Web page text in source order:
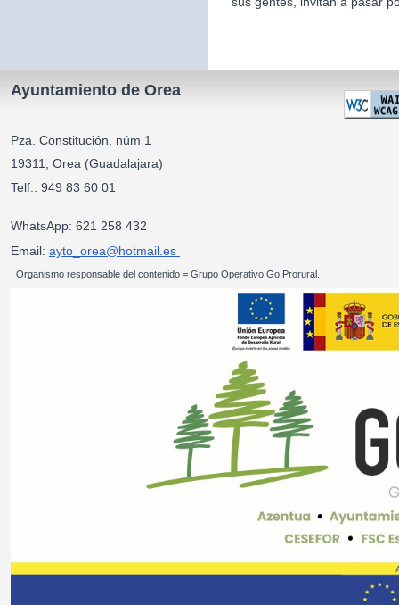
Ayuntamiento de Orea
Pza. Constitución, núm 1
19311, Orea (Guadalajara)
Telf.: 949 83 60 01
WhatsApp: 621 258 432
Email: ayto_orea@hotmail.es
Organismo responsable del contenido = Grupo Operativo Go Prorural.